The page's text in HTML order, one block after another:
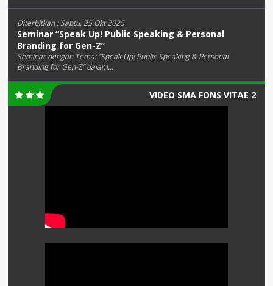
Diterbitkan :Sabtu, 25 Okt 2025
Seminar “Speak Up! Public Speaking & Personal
Branding for Gen-Z”
Seminar dengan Tema: “Speak Up! Public Speaking & Personal
Branding for Gen-Z” dalam...
VIDEO SMA FONS VITAE 2